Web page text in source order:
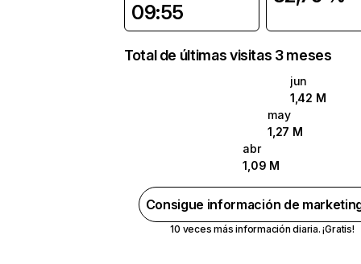
09:55
Total de últimas visitas 3 meses
jun
1,42 M
may
1,27 M
abr
1,09 M
Consigue información de
10 veces más información diaria. ¡Gratis!